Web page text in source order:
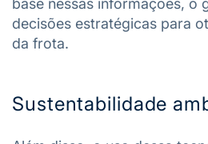
decisões estratégicas para
da frota.
Sustentabilidade